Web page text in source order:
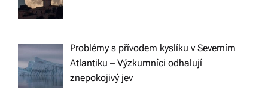
Problémy s přívodem kyslíku v Severním
Atlantiku – Výzkumníci odhalují
znepokojivý jev